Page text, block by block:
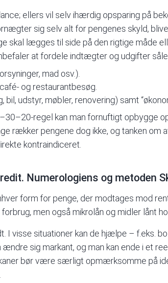
ellers vil selv ihærdig opsparing på
sig selv alt for pengenes skyld,
skal lægges til side på den rigtige måde
at fordele indtægter og udgifter
mad osv.).
og restaurantbesøg.
bil, udstyr, møbler, renovering) samt
regel kan man fornuftigt opbygge
rækker pengene dog ikke, og tanken om
kontraindiceret.
. Numerologiens og metoden
form for penge, der modtages mod
men også mikrolån og midler lånt
I visse situationer kan de hjælpe – f.eks.
sig markant, og man kan ende i et
bør være særligt opmærksomme på